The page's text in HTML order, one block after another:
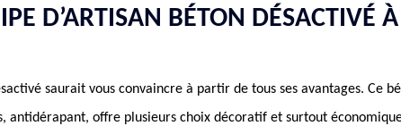
D’ARTISAN BÉTON DÉSACTIVÉ
saurait vous convaincre à partir de tous ses avantages. Ce
antidérapant, offre plusieurs choix décoratif et surtout